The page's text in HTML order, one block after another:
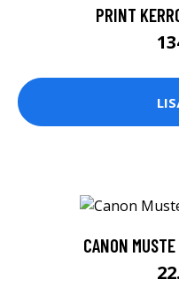
PRINT
CANON